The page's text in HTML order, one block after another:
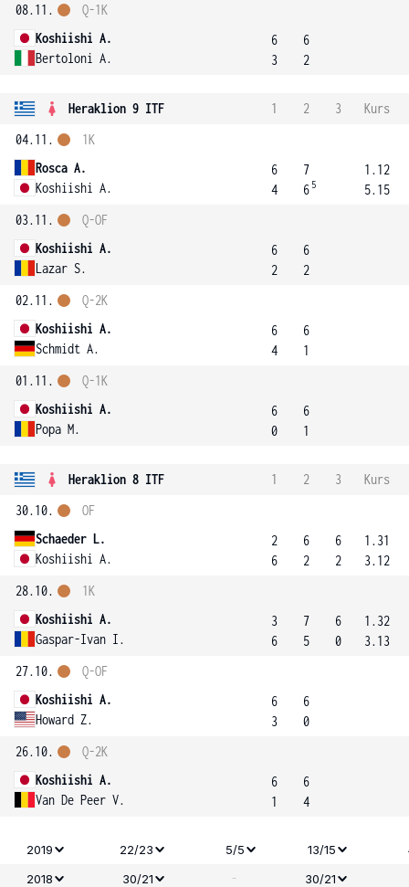
08.11.
Koshiishi A.
Bertoloni A.
Q-1K
6
3
6
2
Heraklion 9 ITF 1 2 3
Kurs
04.11.
Rosca A.
Koshiishi A.
1K
6
4
7
6 5
1.12
5.15
03.11.
Koshiishi A.
Lazar S.
Q-OF
6
2
6
2
02.11.
Koshiishi A.
Schmidt A.
Q-2K
6
4
6
1
01.11.
Koshiishi A.
Popa M.
Q-1K
6
0
6
1
Heraklion 8 ITF 1 2 3
Kurs
30.10.
Schaeder L.
Koshiishi A.
OF
2
6
6
2
6
2
1.31
3.12
28.10.
Koshiishi A.
Gaspar-Ivan I.
1K
3
6
7
5
6
0
1.32
3.13
27.10.
Koshiishi A.
Howard Z.
Q-OF
6
3
6
0
26.10.
Koshiishi A.
Van De Peer V.
Q-2K
6
1
6
4
2019 22/23 5/5 13/15
2018
30/21 -
30/21